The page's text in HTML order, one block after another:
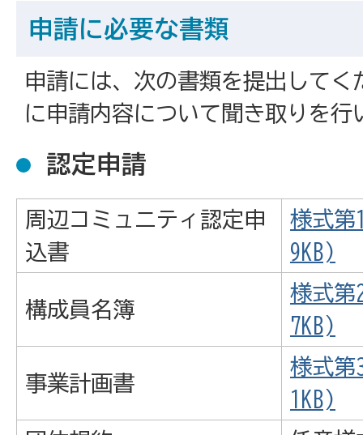
申請に必要な書類
申請には、次の書類を提出してく
に申請内容について聞き取りを行
認定申請
周辺コミュニティ認定申
込書
様式第
9KB)
構成員名簿
様式第
7KB)
事業計画書
様式第
1KB)